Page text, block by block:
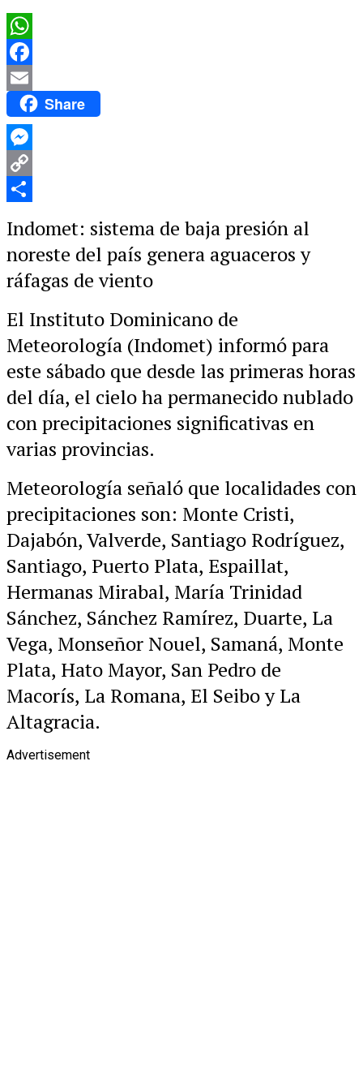
WhatsApp
Facebook
Email Share
Messenger
Copy
Indomet: sistema de baja presión al
noreste del país genera aguaceros y
ráfagas de viento
El Instituto Dominicano de
Meteorología (Indomet) informó para
este sábado que desde las primeras horas
del día, el cielo ha permanecido nublado
con precipitaciones significativas en
varias provincias.
Meteorología señaló que localidades con
precipitaciones son: Monte Cristi,
Dajabón, Valverde, Santiago Rodríguez,
Santiago, Puerto Plata, Espaillat,
Hermanas Mirabal, María Trinidad
Sánchez, Sánchez Ramírez, Duarte, La
Vega, Monseñor Nouel, Samaná, Monte
Plata, Hato Mayor, San Pedro de
Macorís, La Romana, El Seibo y La
Altagracia.
Advertisement